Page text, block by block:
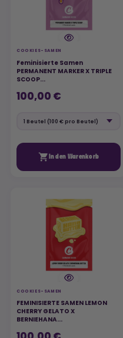
COOKIES-SAMEN
Feminisierte Samen
PERMANENT MARKER X TRIPLE
SCOOP...
100,00 €
 In den Warenkorb
COOKIES-SAMEN
FEMINISIERTE SAMEN LEMON
CHERRY GELATO X
BERNIEHANA...